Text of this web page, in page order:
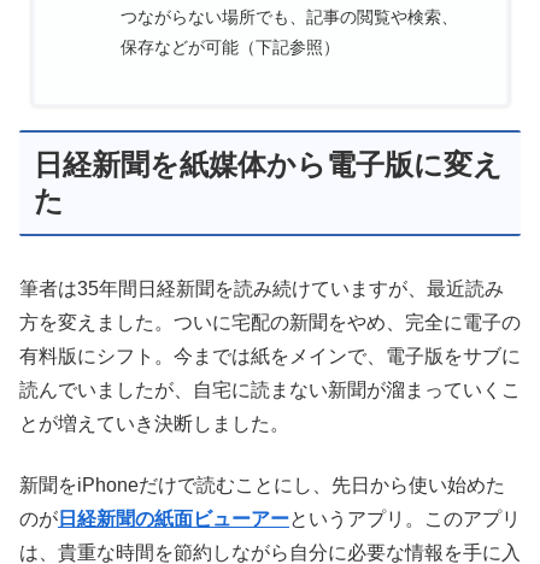
つながらない場所でも、記事の閲覧や検索、
保存などが可能（下記参照）
日経新聞を紙媒体から電子版に変え
た
筆者は35年間日経新聞を読み続けていますが、最近読み
方を変えました。ついに宅配の新聞をやめ、完全に電子の
有料版にシフト。今までは紙をメインで、電子版をサブに
読んでいましたが、自宅に読まない新聞が溜まっていくこ
とが増えていき決断しました。
新聞をiPhoneだけで読むことにし、先日から使い始めた
のが 日経新聞の紙面ビューアーというアプリ。このアプリ
は、貴重な時間を節約しながら自分に必要な情報を手に入